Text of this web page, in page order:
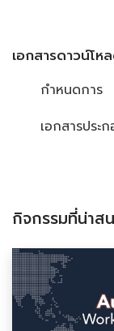
เอกสารดาวน์โห
กำหนดการ
เอกสารประ
กิจกรรมที่น่าส